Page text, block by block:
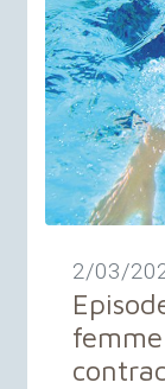
2/03/